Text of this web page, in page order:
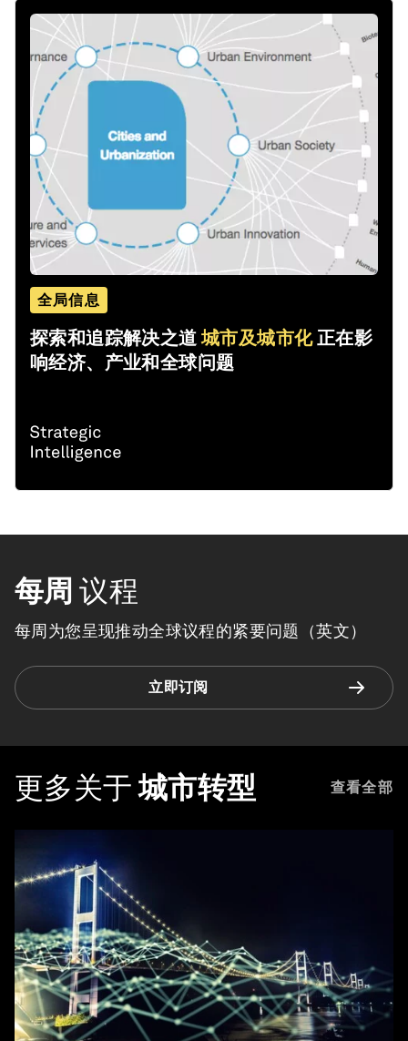
全局信息
探索和追踪解决之道城市及城市化正在影
响经济、产业和全球问题
每周 议程
每周为您呈现推动全球议程的紧要问题（英文）
立即订阅
更多关于 城市转型 查看全部